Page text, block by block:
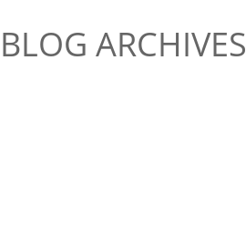
BLOG ARCHIVES